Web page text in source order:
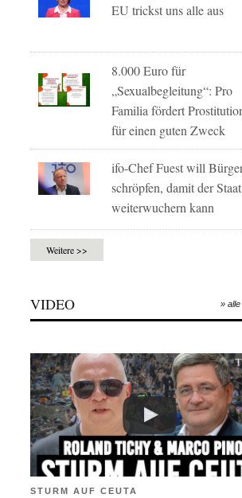
EU trickst uns alle aus
8.000 Euro für
„Sexualbegleitung“: Pro
Familia fördert
für einen guten Zweck
ifo-Chef Fuest will
schröpfen, damit der Staat
weiterwuchern kann
Weitere >>
VIDEO »
STURM AUF CEUTA